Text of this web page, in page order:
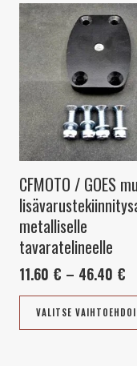
CFMOTO / GOES
metalliselle
tavaratelineelle
11.60 € – 46.40 €
-
VALITSE